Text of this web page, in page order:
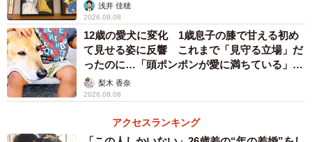
プラリーや、動画での発信で盛り上げる。スタンプラリー
は市外からの参加も増えて１万人規模にまで拡大し、同時
に「宇治茶」は観光資源として成長してきた。
浅井 佳穂
2026.08.08
12歳の愛犬に変化 1歳息子の膝で甘える初め
て見せる姿に反響 これまで「見守る立場」だ
ったのに…「頭ポンポンが愛に満ちている」
「尊…」
梨木 香奈
2026.08.08
アクセスランキング